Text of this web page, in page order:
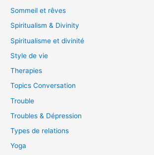
Sommeil et rêves
Spiritualism & Divinity
Spiritualisme et divinité
Style de vie
Therapies
Topics Conversation
Trouble
Troubles & Dépression
Types de relations
Yoga